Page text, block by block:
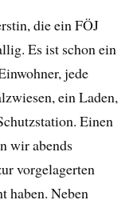
die ein FÖJ
Es ist schon ein
jede
ein Laden,
Einen
wir abends
vorgelagerten
haben. Neben